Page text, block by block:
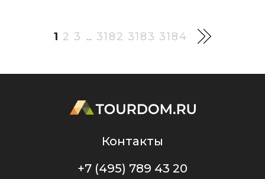
1 2 3 ... 3182 3183 3184
Контакты
+7 (495) 789 43 20